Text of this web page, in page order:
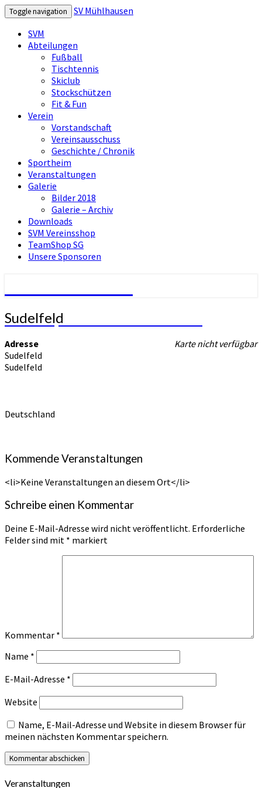
Toggle navigation
SV Mühlhausen
SVM
Abteilungen
Fußball
Tischtennis
Skiclub
Stockschützen
Fit & Fun
Verein
Vorstandschaft
Vereinsausschuss
Geschichte / Chronik
Sportheim
Veranstaltungen
Galerie
Bilder 2018
Galerie – Archiv
Downloads
SVM Vereinsshop
TeamShop SG
Unsere Sponsoren
SVM – Sportverein Mühlhausen
Sudelfeld
Sudelfeld
Karte nicht verfügbar
Adresse
Sudelfeld
Sudelfeld
Deutschland
Kommende Veranstaltungen
<li>Keine Veranstaltungen an diesem Ort</li>
Schreibe einen Kommentar
Deine E-Mail-Adresse wird nicht veröffentlicht. Erforderliche
Felder sind mit * markiert
Kommentar *
Name *
E-Mail-Adresse *
Website
Name, E-Mail-Adresse und Website in diesem Browser für
meinen nächsten Kommentar speichern.
Veranstaltungen